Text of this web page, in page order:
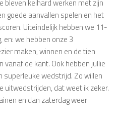
bleven keihard werken met zijn
goede aanvallen spelen en het
Uiteindelijk hebben we 11-
en: we hebben onze 3
maken, winnen en de tien
vanaf de kant. Ook hebben jullie
wedstrijd. Zo willen
uitwedstrijden, dat weet ik zeker.
en dan zaterdag weer